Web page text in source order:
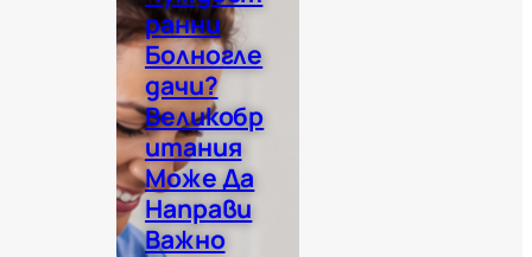
Ранни
Болногле
Дачи?
Великобр
Итания
Може Да
Направи
Важно